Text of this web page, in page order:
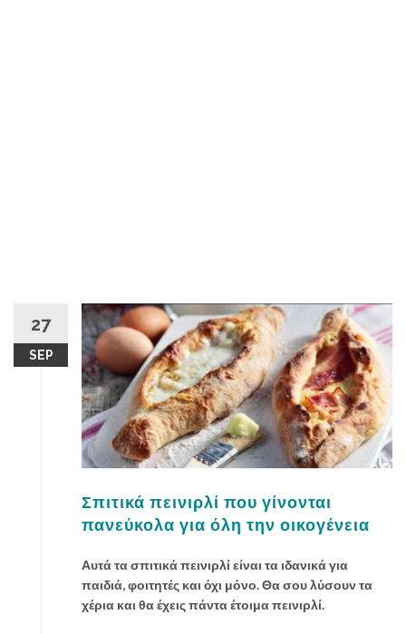
27
SEP
Σπιτικά πεινιρλί που γίνονται
πανεύκολα για όλη την οικογένεια
Αυτά τα σπιτικά πεινιρλί είναι τα ιδανικά για
παιδιά, φοιτητές και όχι μόνο. Θα σου λύσουν τα
χέρια και θα έχεις πάντα έτοιμα πεινιρλί.